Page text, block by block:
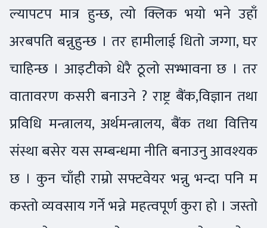
ल्यापटप मात्र हुन्छ, त्यो क्लिक भयो भने उहाँ
अरबपति बन्नुहुन्छ । तर हामीलाई धितो जग्गा, घर
चाहिन्छ । आइटीको धेरै ठूलो सभ्भावना छ । तर
वातावरण कसरी बनाउने ? राष्ट्र बैंक,विज्ञान तथा
प्रविधि मन्त्रालय, अर्थमन्त्रालय, बैंक तथा वित्तिय
संस्था बसेर यस सम्बन्धमा नीति बनाउनु आवश्यक
छ । कुन चाँही राम्रो सफ्टवेयर भन्नु भन्दा पनि म
कस्तो व्यवसाय गर्ने भन्ने महत्वपूर्ण कुरा हो । जस्तो